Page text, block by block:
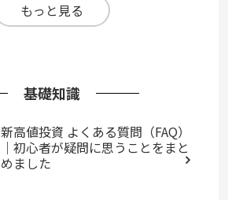
もっと見る
基礎知識
新高値投資 よくある質問（FAQ）
｜初心者が疑問に思うことをまと
めました